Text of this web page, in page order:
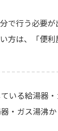
で行う必要
方は、「便
いる給湯器
・ガス湯沸